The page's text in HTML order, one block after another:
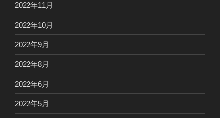
2022年11月
2022年10月
2022年9月
2022年8月
2022年6月
2022年5月